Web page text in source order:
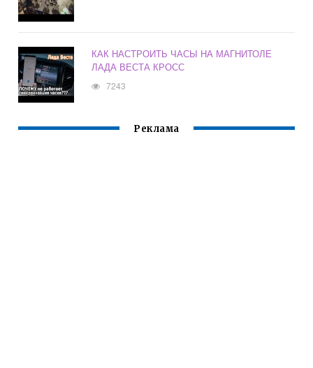
КАК НАСТРОИТЬ ЧАСЫ НА МАГНИТОЛЕ
ЛАДА ВЕСТА КРОСС
7243
Реклама